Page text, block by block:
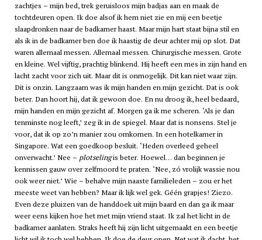
zachtjes – mijn bed, trek geruisloos mijn badjas aan en maak de
tochtdeuren open. Ik doe alsof ik hem niet zie en mij een beetje
slaapdronken naar de badkamer haast. Maar mijn hart staat bijna stil en
als ik in de badkamer ben doe ik haastig de deur achter mij op slot. Dat
waren allemaal messen. Allemaal messen. Chirurgische messen. Grote
en kleine. Wel vijftig, prachtig blinkend. Hij heeft een mes in zijn hand en
lacht zacht voor zich uit. Maar dit is onmogelijk. Dit kan niet waar zijn.
Dit is onzin. Langzaam was ik mijn handen en mijn gezicht. Dat is ook
beter. Dan hoort hij, dat ik gewoon doe. En nu droog ik, heel bedaard,
mijn handen en mijn gezicht af. Morgen ga ik me scheren. ‘Als je dan
tenminste nog leeft,’ zeg ik in de spiegel. Maar dat is nonsens. Stel je
voor, dat ik op zo’n manier zou omkomen. In een hotelkamer in
Singapore. Wat een goedkoop besluit. ‘Heden overleed geheel
onverwacht.’ Nee – plotselingis beter. Hoewel… dan beginnen je
kennissen gauw over zelfmoord te praten. ‘Nee, zó vrolijk wassie nou
ook weer niet.’ Wie – behalve mijn naaste familieleden – zou er het
meeste weet van hebben? Maar ik lijk wel gek. Géén grapjes! Ziezo.
Even deze pluizen van de handdoek uit mijn baard en dan ga ik maar
weer eens kijken hoe het met mijn vriend staat. Ik zal het licht in de
badkamer aanlaten. Straks heeft hij zijn licht uitgemaakt en een beetje